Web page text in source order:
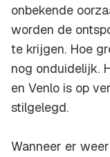
onbekende
worden de
te krijgen. Hoe
nog onduidelijk.
en Venlo is op
stilgelegd.
Wanneer er